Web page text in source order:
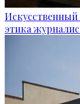
Искусственный
этика